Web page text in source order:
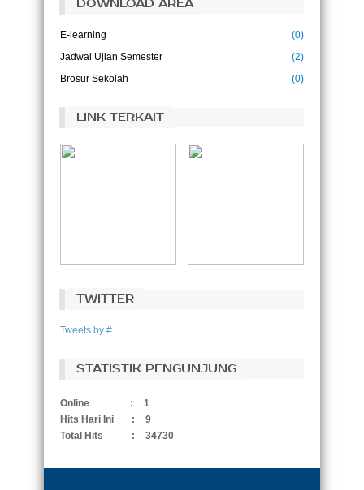
DOWNLOAD AREA
E-learning
(0)
Jadwal Ujian Semester
(2)
Brosur Sekolah
(0)
LINK TERKAIT
TWITTER
Tweets by #
STATISTIK PENGUNJUNG
Online :
1
Hits Hari Ini
:
9
Total Hits
: 34730